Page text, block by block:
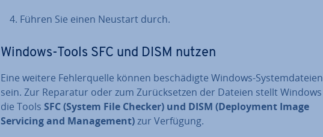
Führen Sie einen Neustart durch.
Windows-Tools SFC und DISM nutzen
Eine weitere Feh­ler­quel­le können be­schä­dig­te Windows-Sys­tem­da­tei­en
sein. Zur Reparatur oder zum Zu­rück­set­zen der Dateien stellt Windows
die Tools SFC (System File Checker) und DISM (De­ploy­ment Image
Servicing and Ma­nage­ment)zur Verfügung.